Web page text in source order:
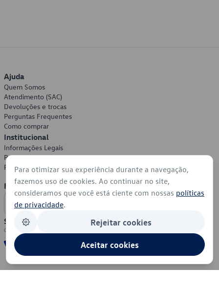
Ajuda
Quem Somos
Atendimento (SAC)
Devoluções e trocas
Perguntas Frequentes
Como comprar
Institucional
Informações Legais
Política de Privacidade
Política de Cookies
Formas de Pagamento
Segurança
Para otimizar sua experiência durante a navegação,
fazemos uso de cookies. Ao continuar no site,
consideramos que você está ciente com nossas políticas
de privacidade.
Rejeitar cookies
Aceitar cookies